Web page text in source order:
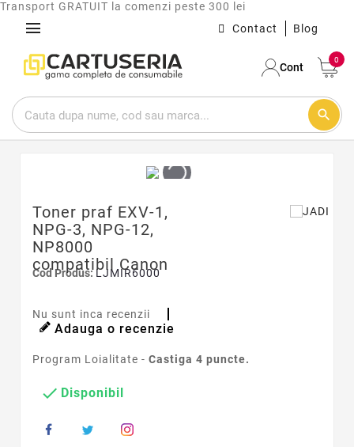
Transport GRATUIT la comenzi peste 300 lei
menu Contact Blog
Cont
0
search
Toner praf EXV-1,
NPG-3, NPG-12,
NP8000
compatibil Canon
Cod Produs:LJMIR6000
Nu sunt inca recenzii
Adauga o recenzie
Program Loialitate - Castiga 4 puncte.
 Disponibil